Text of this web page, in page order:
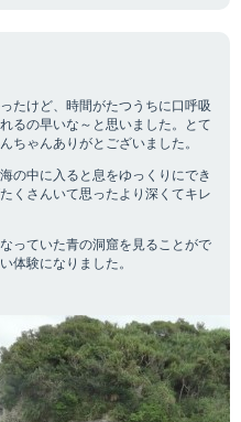
たけど、時間がたつうちに口呼吸
るの早いな～と思いました。とて
ちゃんありがとございました。
の中に入ると息をゆっくりにでき
くさんいて思ったより深くてキレ
っていた青の洞窟を見ることがで
体験になりました。